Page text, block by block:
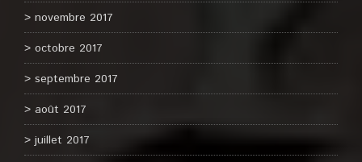
novembre 2017
octobre 2017
septembre 2017
août 2017
juillet 2017